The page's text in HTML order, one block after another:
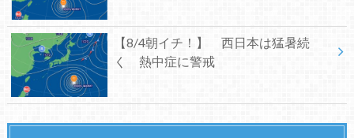
【8/4朝イチ！】 西日本は猛暑続
く 熱中症に警戒